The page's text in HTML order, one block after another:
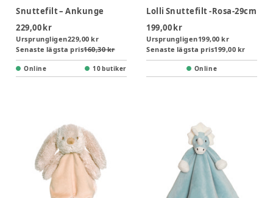
Snuttefilt – Ankunge
229,00 kr
Ursprungligen229,00 kr
Senaste lägsta pris160,30 kr
Online 10 butiker
Lolli Snuttefilt -Rosa-29cm
199,00 kr
Ursprungligen199,00 kr
Senaste lägsta pris199,00 kr
Online